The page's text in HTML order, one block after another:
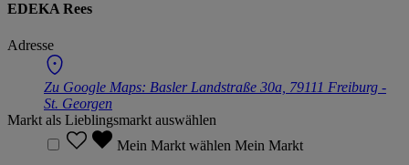
EDEKA Rees
Adresse
Zu Google Maps: Basler Landstraße 30a, 79111 Freiburg -
St. Georgen
Markt als Lieblingsmarkt auswählen
Mein Markt wählen Mein Markt